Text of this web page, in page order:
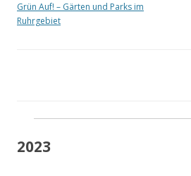
Grün Auf! – Gärten und Parks im
Ruhrgebiet
2023